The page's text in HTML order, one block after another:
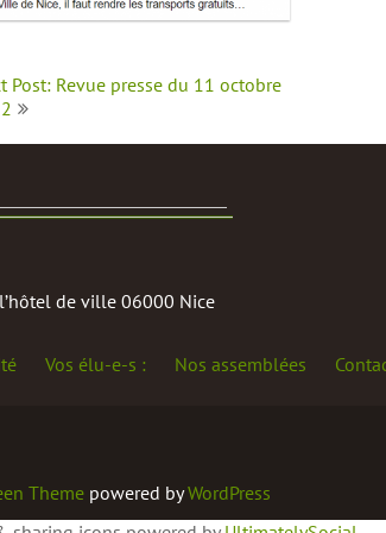
Post: Revue presse du 11 octobre
de ville 06000 Nice
Vos élu-e-s : Nos assemblées
Themepowered byWordPress